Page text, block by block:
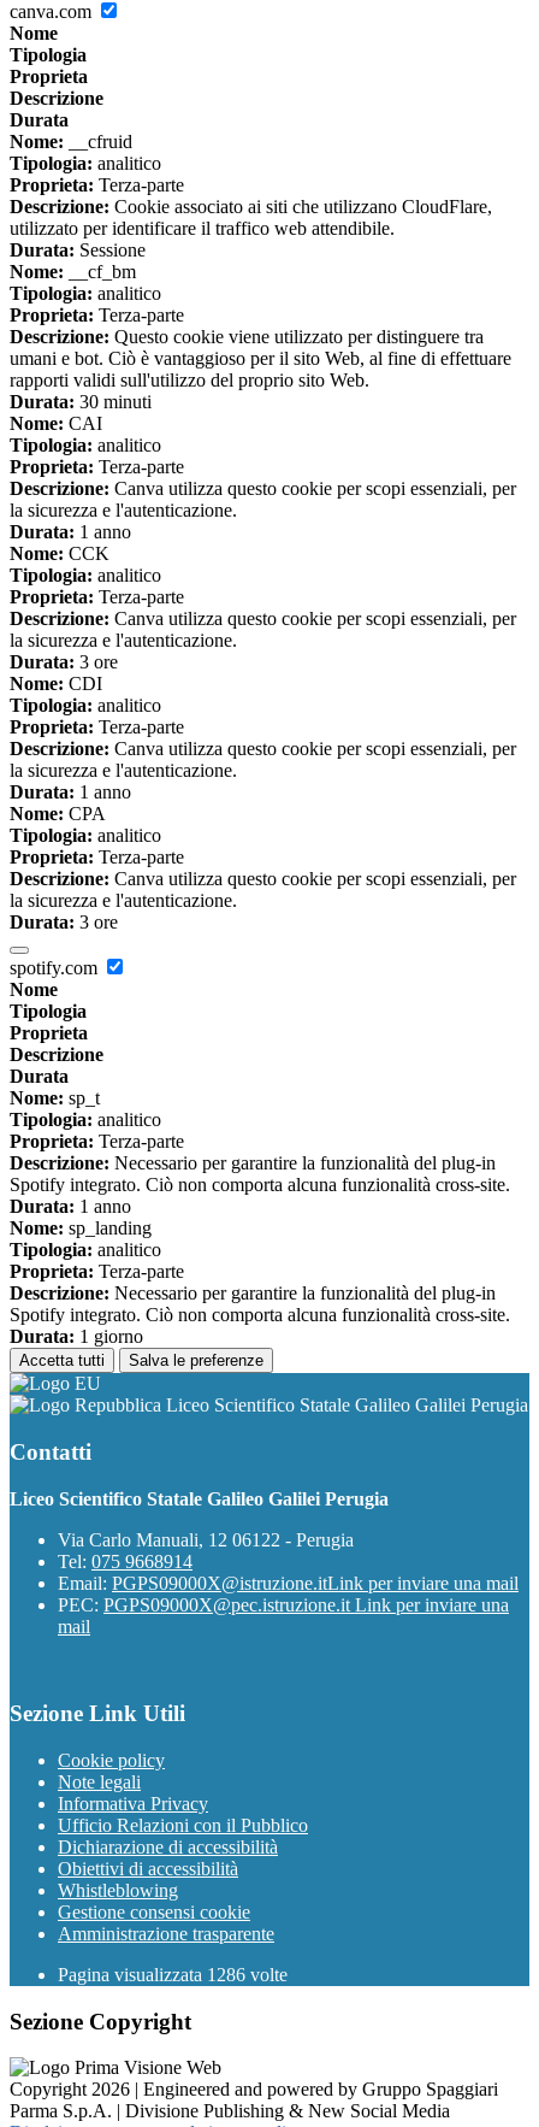
canva.com
Nome
Tipologia
Proprieta
Descrizione
Durata
Nome: __cfruid
Tipologia: analitico
Proprieta: Terza-parte
Descrizione: Cookie associato ai siti che utilizzano CloudFlare,
utilizzato per identificare il traffico web attendibile.
Durata: Sessione
Nome: __cf_bm
Tipologia: analitico
Proprieta: Terza-parte
Descrizione: Questo cookie viene utilizzato per distinguere tra
umani e bot. Ciò è vantaggioso per il sito Web, al fine di effettuare
rapporti validi sull'utilizzo del proprio sito Web.
Durata: 30 minuti
Nome: CAI
Tipologia: analitico
Proprieta: Terza-parte
Descrizione: Canva utilizza questo cookie per scopi essenziali, per
la sicurezza e l'autenticazione.
Durata: 1 anno
Nome: CCK
Tipologia: analitico
Proprieta: Terza-parte
Descrizione: Canva utilizza questo cookie per scopi essenziali, per
la sicurezza e l'autenticazione.
Durata: 3 ore
Nome: CDI
Tipologia: analitico
Proprieta: Terza-parte
Descrizione: Canva utilizza questo cookie per scopi essenziali, per
la sicurezza e l'autenticazione.
Durata: 1 anno
Nome: CPA
Tipologia: analitico
Proprieta: Terza-parte
Descrizione: Canva utilizza questo cookie per scopi essenziali, per
la sicurezza e l'autenticazione.
Durata: 3 ore
spotify.com
Nome
Tipologia
Proprieta
Descrizione
Durata
Nome: sp_t
Tipologia: analitico
Proprieta: Terza-parte
Descrizione: Necessario per garantire la funzionalità del plug-in
Spotify integrato. Ciò non comporta alcuna funzionalità cross-site.
Durata: 1 anno
Nome: sp_landing
Tipologia: analitico
Proprieta: Terza-parte
Descrizione: Necessario per garantire la funzionalità del plug-in
Spotify integrato. Ciò non comporta alcuna funzionalità cross-site.
Durata: 1 giorno
Accetta tutti Salva le preferenze
Liceo Scientifico Statale Galileo Galilei Perugia
Contatti
Liceo Scientifico Statale Galileo Galilei Perugia
Via Carlo Manuali, 12 06122 - Perugia
Tel: 075 9668914
Email: PGPS09000X@istruzione.itLink per inviare una mail
PEC: PGPS09000X@pec.istruzione.it Link per inviare una
mail
Sezione Link Utili
Cookie policy
Note legali
Informativa Privacy
Ufficio Relazioni con il Pubblico
Dichiarazione di accessibilità
Obiettivi di accessibilità
Whistleblowing
Gestione consensi cookie
Amministrazione trasparente
Pagina visualizzata 1286 volte
Sezione Copyright
Copyright 2026 | Engineered and powered by Gruppo Spaggiari
Parma S.p.A. | Divisione Publishing & New Social Media